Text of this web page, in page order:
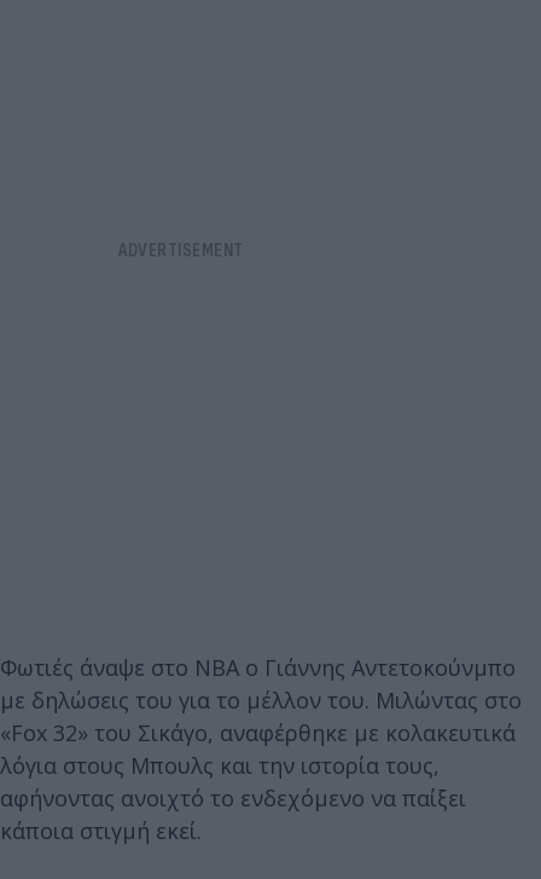
Φωτιές άναψε στο NBA ο Γιάννης Αντετοκούνμπο
με δηλώσεις του για το μέλλον του. Μιλώντας στο
«Fox 32» του Σικάγο, αναφέρθηκε με κολακευτικά
λόγια στους Μπουλς και την ιστορία τους,
αφήνοντας ανοιχτό το ενδεχόμενο να παίξει
κάποια στιγμή εκεί.